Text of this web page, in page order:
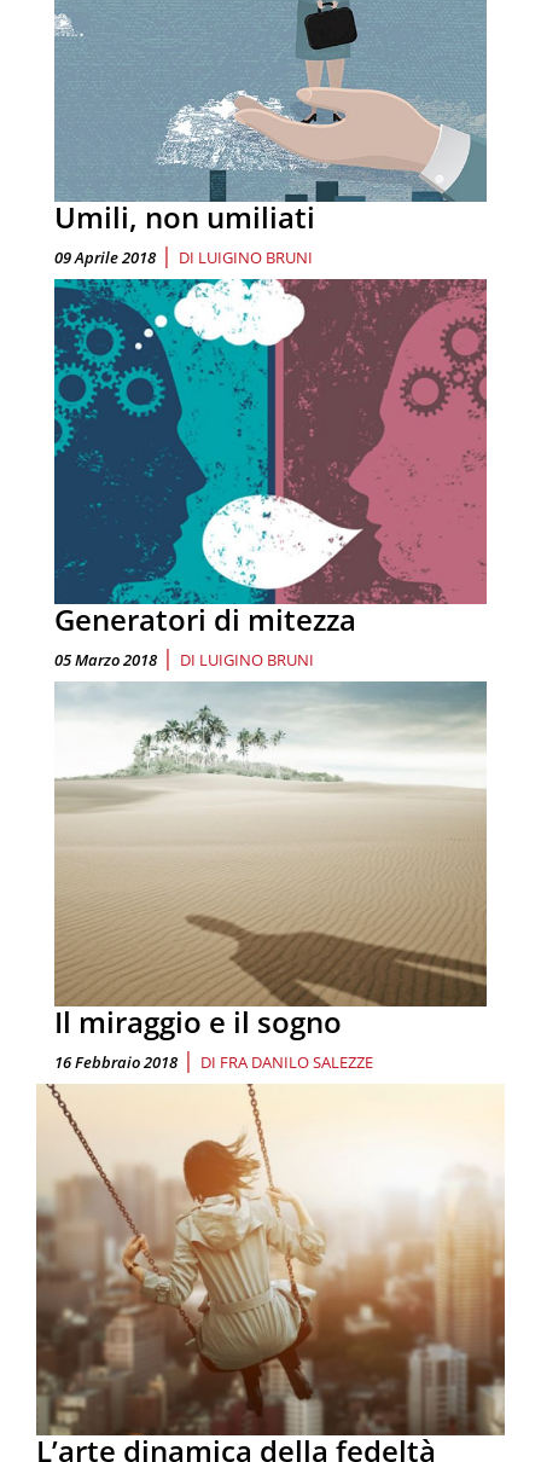
Umili, non umiliati
09 Aprile 2018 | DI LUIGINO BRUNI
Generatori di mitezza
05 Marzo 2018 | DI LUIGINO BRUNI
Il miraggio e il sogno
16 Febbraio 2018 | DI FRA DANILO SALEZZE
L’arte dinamica della fedeltà